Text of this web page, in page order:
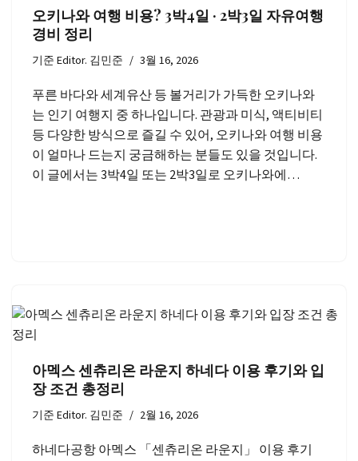
오키나와 여행 비용? 3박4일 · 2박3일 자유여행
경비 정리
기준Editor. 김민준 3월 16, 2026
푸른 바다와 세계유산 등 볼거리가 가득한 오키나와
는 인기 여행지 중 하나입니다. 관광과 미식, 액티비티
등 다양한 방식으로 즐길 수 있어, 오키나와 여행 비용
이 얼마나 드는지 궁금해하는 분들도 있을 것입니다.
이 글에서는 3박4일 또는 2박3일로 오키나와에…
아멕스 센츄리온 라운지 하네다 이용 후기와 입
장 조건 총정리
기준Editor. 김민준 2월 16, 2026
하네다공항 아멕스 「센츄리온 라운지」 이용 후기